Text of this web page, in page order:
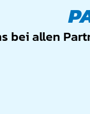
bei allen